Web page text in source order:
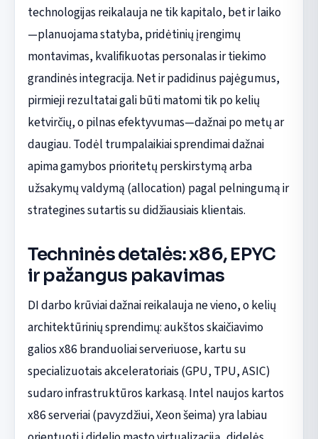
technologijas reikalauja ne tik kapitalo, bet ir laiko
—planuojama statyba, pridėtinių įrengimų
montavimas, kvalifikuotas personalas ir tiekimo
grandinės integracija. Net ir padidinus pajėgumus,
pirmieji rezultatai gali būti matomi tik po kelių
ketvirčių, o pilnas efektyvumas—dažnai po metų ar
daugiau. Todėl trumpalaikiai sprendimai dažnai
apima gamybos prioritetų perskirstymą arba
užsakymų valdymą (allocation) pagal pelningumą ir
strategines sutartis su didžiausiais klientais.
Techninės detalės: x86, EPYC
ir pažangus pakavimas
DI darbo krūviai dažnai reikalauja ne vieno, o kelių
architektūrinių sprendimų: aukštos skaičiavimo
galios x86 branduoliai serveriuose, kartu su
specializuotais akceleratoriais (GPU, TPU, ASIC)
sudaro infrastruktūros karkasą. Intel naujos kartos
x86 serveriai (pavyzdžiui, Xeon šeima) yra labiau